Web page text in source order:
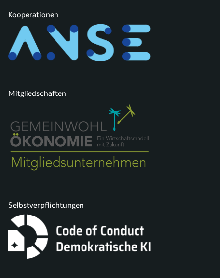
Kooperationen
Mitgliedschaften
Selbstverpflichtungen